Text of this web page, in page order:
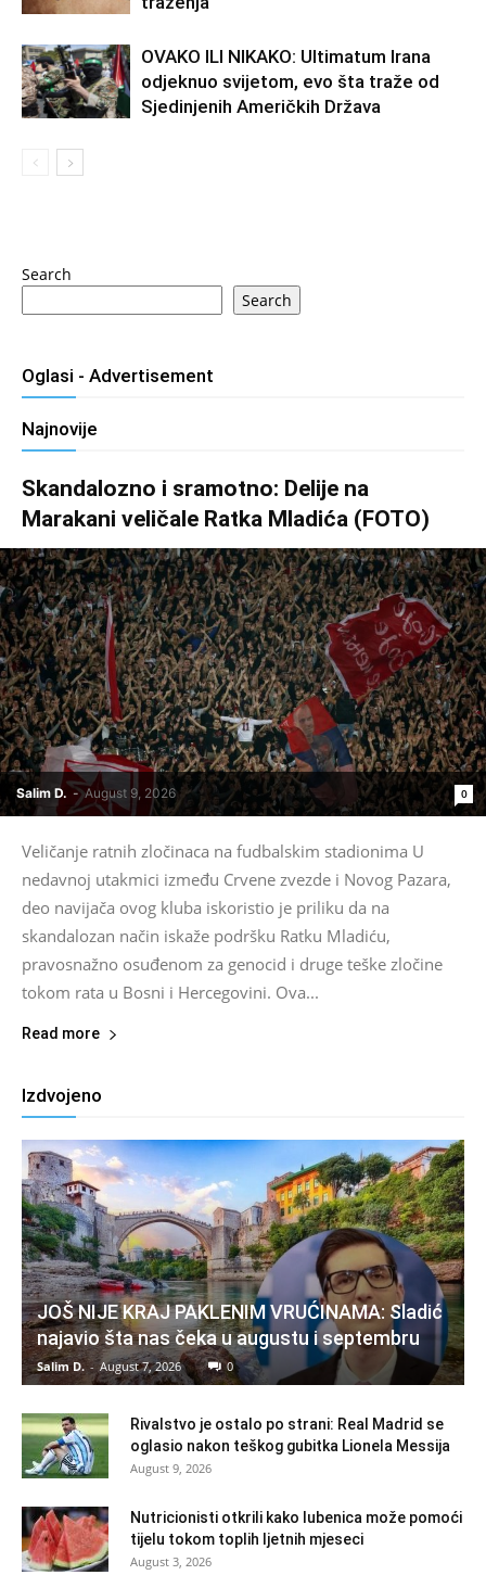
OVAKO ILI NIKAKO: Ultimatum Irana
odjeknuo svijetom, evo šta traže od
Sjedinjenih Američkih Država
Search
Search
Oglasi - Advertisement
Najnovije
Skandalozno i sramotno: Delije na
Marakani veličale Ratka Mladića (FOTO)
Salim D. - August 9, 2026 0
Veličanje ratnih zločinaca na fudbalskim stadionima U
nedavnoj utakmici između Crvene zvezde i Novog Pazara,
deo navijača ovog kluba iskoristio je priliku da na
skandalozan način iskaže podršku Ratku Mladiću,
pravosnažno osuđenom za genocid i druge teške zločine
tokom rata u Bosni i Hercegovini. Ova...
Read more
Izdvojeno
JOŠ NIJE KRAJ PAKLENIM VRUĆINAMA: Sladić
najavio šta nas čeka u augustu i septembru
Salim D. - August 7, 2026 0
Rivalstvo je ostalo po strani: Real Madrid se
oglasio nakon teškog gubitka Lionela Messija
August 9, 2026
Nutricionisti otkrili kako lubenica može pomoći
tijelu tokom toplih ljetnih mjeseci
August 3, 2026